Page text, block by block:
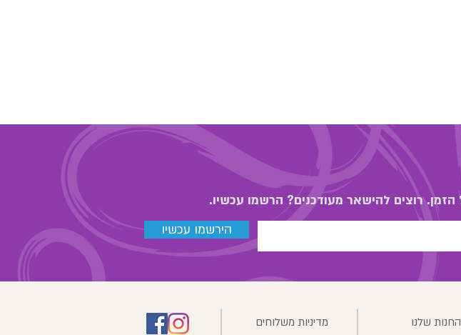
הירשמו עכשיו
רוצים להישאר מעודכנים? הרשמו עכשיו.
מדיניות משלוחים
החנות שלנו